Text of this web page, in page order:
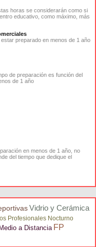
horas se considerarán como si
educativo, como máximo, más
preparado en menos de 1 año
de preparación es función del
de 1 año
en menos de 1 año, no
del tiempo que dedique el
Vidrio y Cerámica
Profesionales Nocturno
a Distancia FP